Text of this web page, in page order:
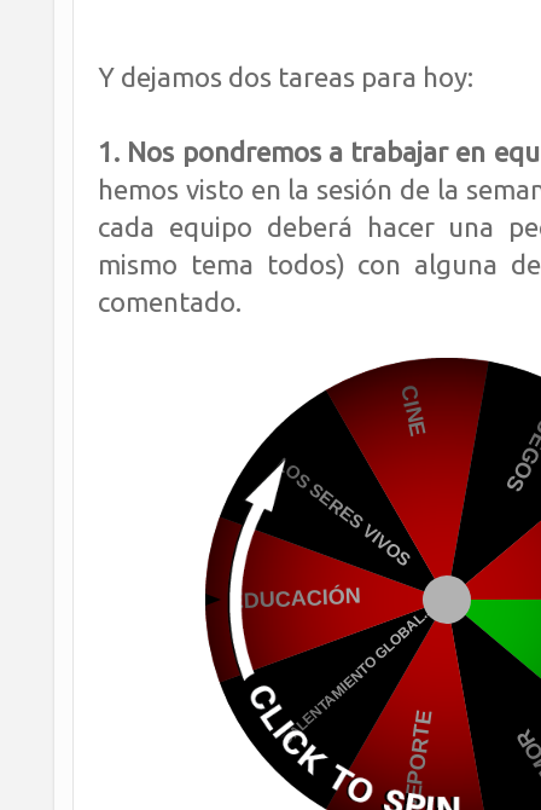
Y dejamos dos tareas para hoy:
1. Nos pondremos a trabajar en
hemos visto en la sesión de la
cada equipo deberá hacer una
mismo tema todos) con alguna
comentado.